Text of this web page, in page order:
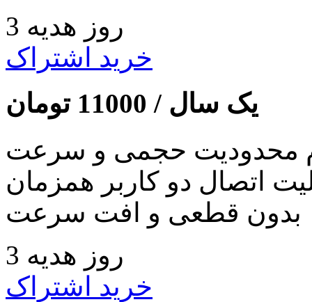
3 روز هدیه
خرید اشتراک
یک سال / 11000 تومان
محدودیت حجمی و سرعت
اتصال دو کاربر همزمان
بدون قطعی و افت سرعت
3 روز هدیه
خرید اشتراک